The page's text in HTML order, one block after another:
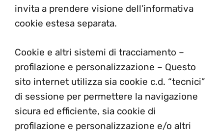
invita a prendere visione dell’informativa
cookie estesa separata.
Cookie e altri sistemi di tracciamento –
profilazione e personalizzazione – Questo
sito internet utilizza sia cookie c.d. “tecnici”
di sessione per permettere la navigazione
sicura ed efficiente, sia cookie di
profilazione e personalizzazione e/o altri